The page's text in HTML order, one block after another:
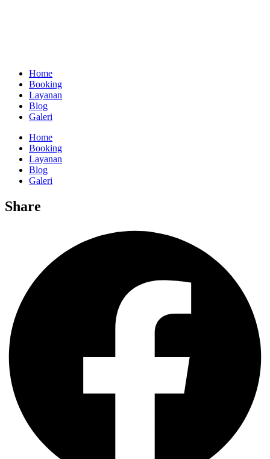
Home
Booking
Layanan
Blog
Galeri
Home
Booking
Layanan
Blog
Galeri
Share